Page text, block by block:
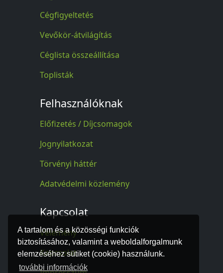
A tartalom és a közösségi funkciók
biztosításához, valamint a weboldalforgalmunk
elemzéséhez sütiket (cookie) használunk.
további információk
Cégfigyeltetés
Vevőkör-átvilágítás
Céglista összeállítása
Toplisták
Felhasználóknak
Előfizetés / Díjcsomagok
Jognyilatkozat
Törvényi háttér
Adatvédelmi közlemény
Kapcsolat
Vélemény
Kapcsolat